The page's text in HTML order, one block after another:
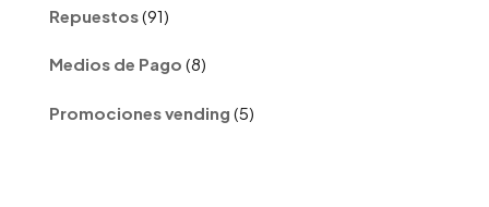
Repuestos 91
productos
Medios de Pago 88
productos
Promociones vending 5
productos